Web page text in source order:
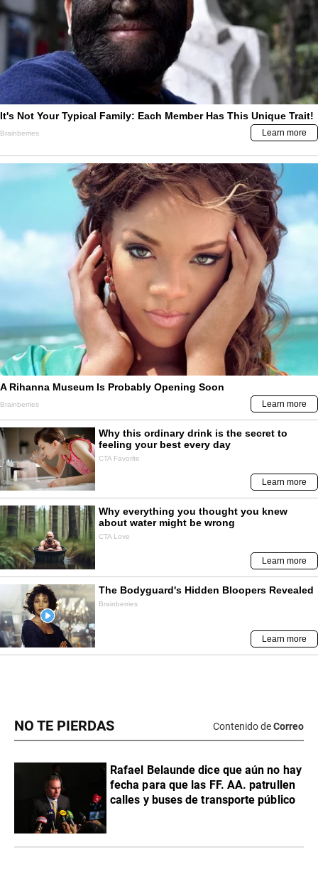
NO TE PIERDAS Contenido deCorreo
Rafael Belaunde dice que aún no hay
fecha para que las FF. AA. patrullen
calles y buses de transporte público